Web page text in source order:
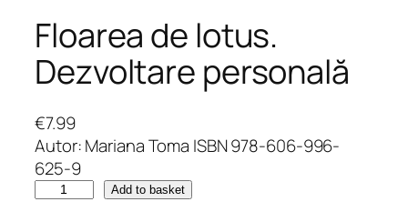
Floarea de lotus.
Dezvoltare personală
€7.99
Autor: Mariana Toma ISBN 978-606-996-
625-9
Add to basket